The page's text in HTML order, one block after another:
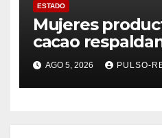
ESTADO
Mujeres
cacao
Alfonso
rumbo a la
Estatal de
AGO 5, 2026 PULSO-